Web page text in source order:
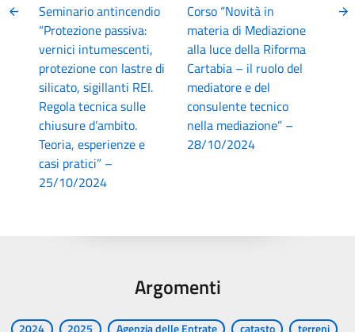
Seminario antincendio
“Protezione passiva:
vernici intumescenti,
protezione con lastre di
silicato, sigillanti REI.
Regola tecnica sulle
chiusure d’ambito.
Teoria, esperienze e
casi pratici” –
25/10/2024
Corso “Novità in
materia di Mediazione
alla luce della Riforma
Cartabia – il ruolo del
mediatore e del
consulente tecnico
nella mediazione” –
28/10/2024
Argomenti
2024 2025 Agenzia delle Entrate catasto terreni